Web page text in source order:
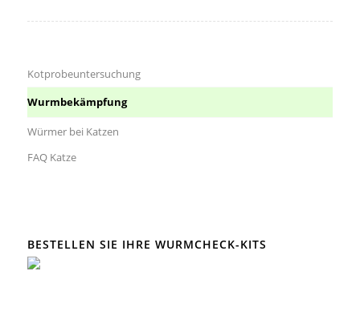
Kotprobeuntersuchung
Wurmbekämpfung
Würmer bei Katzen
FAQ Katze
BESTELLEN SIE IHRE WURMCHECK-KITS